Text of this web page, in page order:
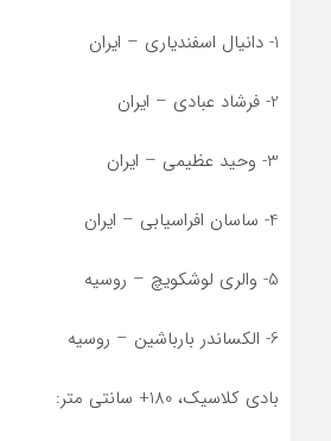
1- دانیال اسفندیاری – ایران
2- فرشاد عبادی – ایران
3- وحید عظیمی – ایران
4- ساسان افراسیابی – ایران
5- والری لوشکویچ – روسیه
6- الکساندر بارباشین – روسیه
بادی کلاسیک، 180+ سانتی متر: